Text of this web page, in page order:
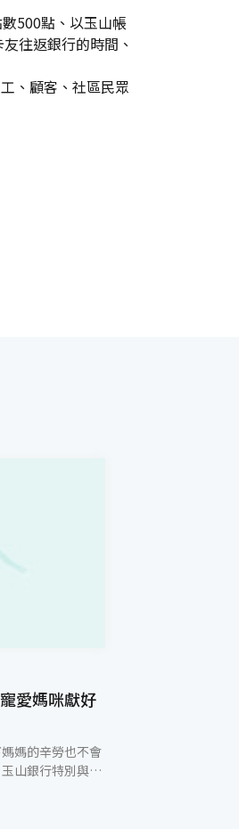
500點、以玉山帳
往返銀行的時間、
、顧客、社區民眾
媽的辛勞也不會
山銀行特別與多